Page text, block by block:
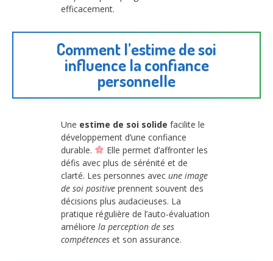
efficacement.
Comment l’estime de soi
influence la confiance
personnelle
Une estime de soi solide facilite le
développement d’une confiance
durable.
Elle permet d’affronter les
défis avec plus de sérénité et de
clarté. Les personnes avec une image
de soi positive prennent souvent des
décisions plus audacieuses. La
pratique régulière de l’auto-évaluation
améliore la perception de ses
compétences et son assurance.